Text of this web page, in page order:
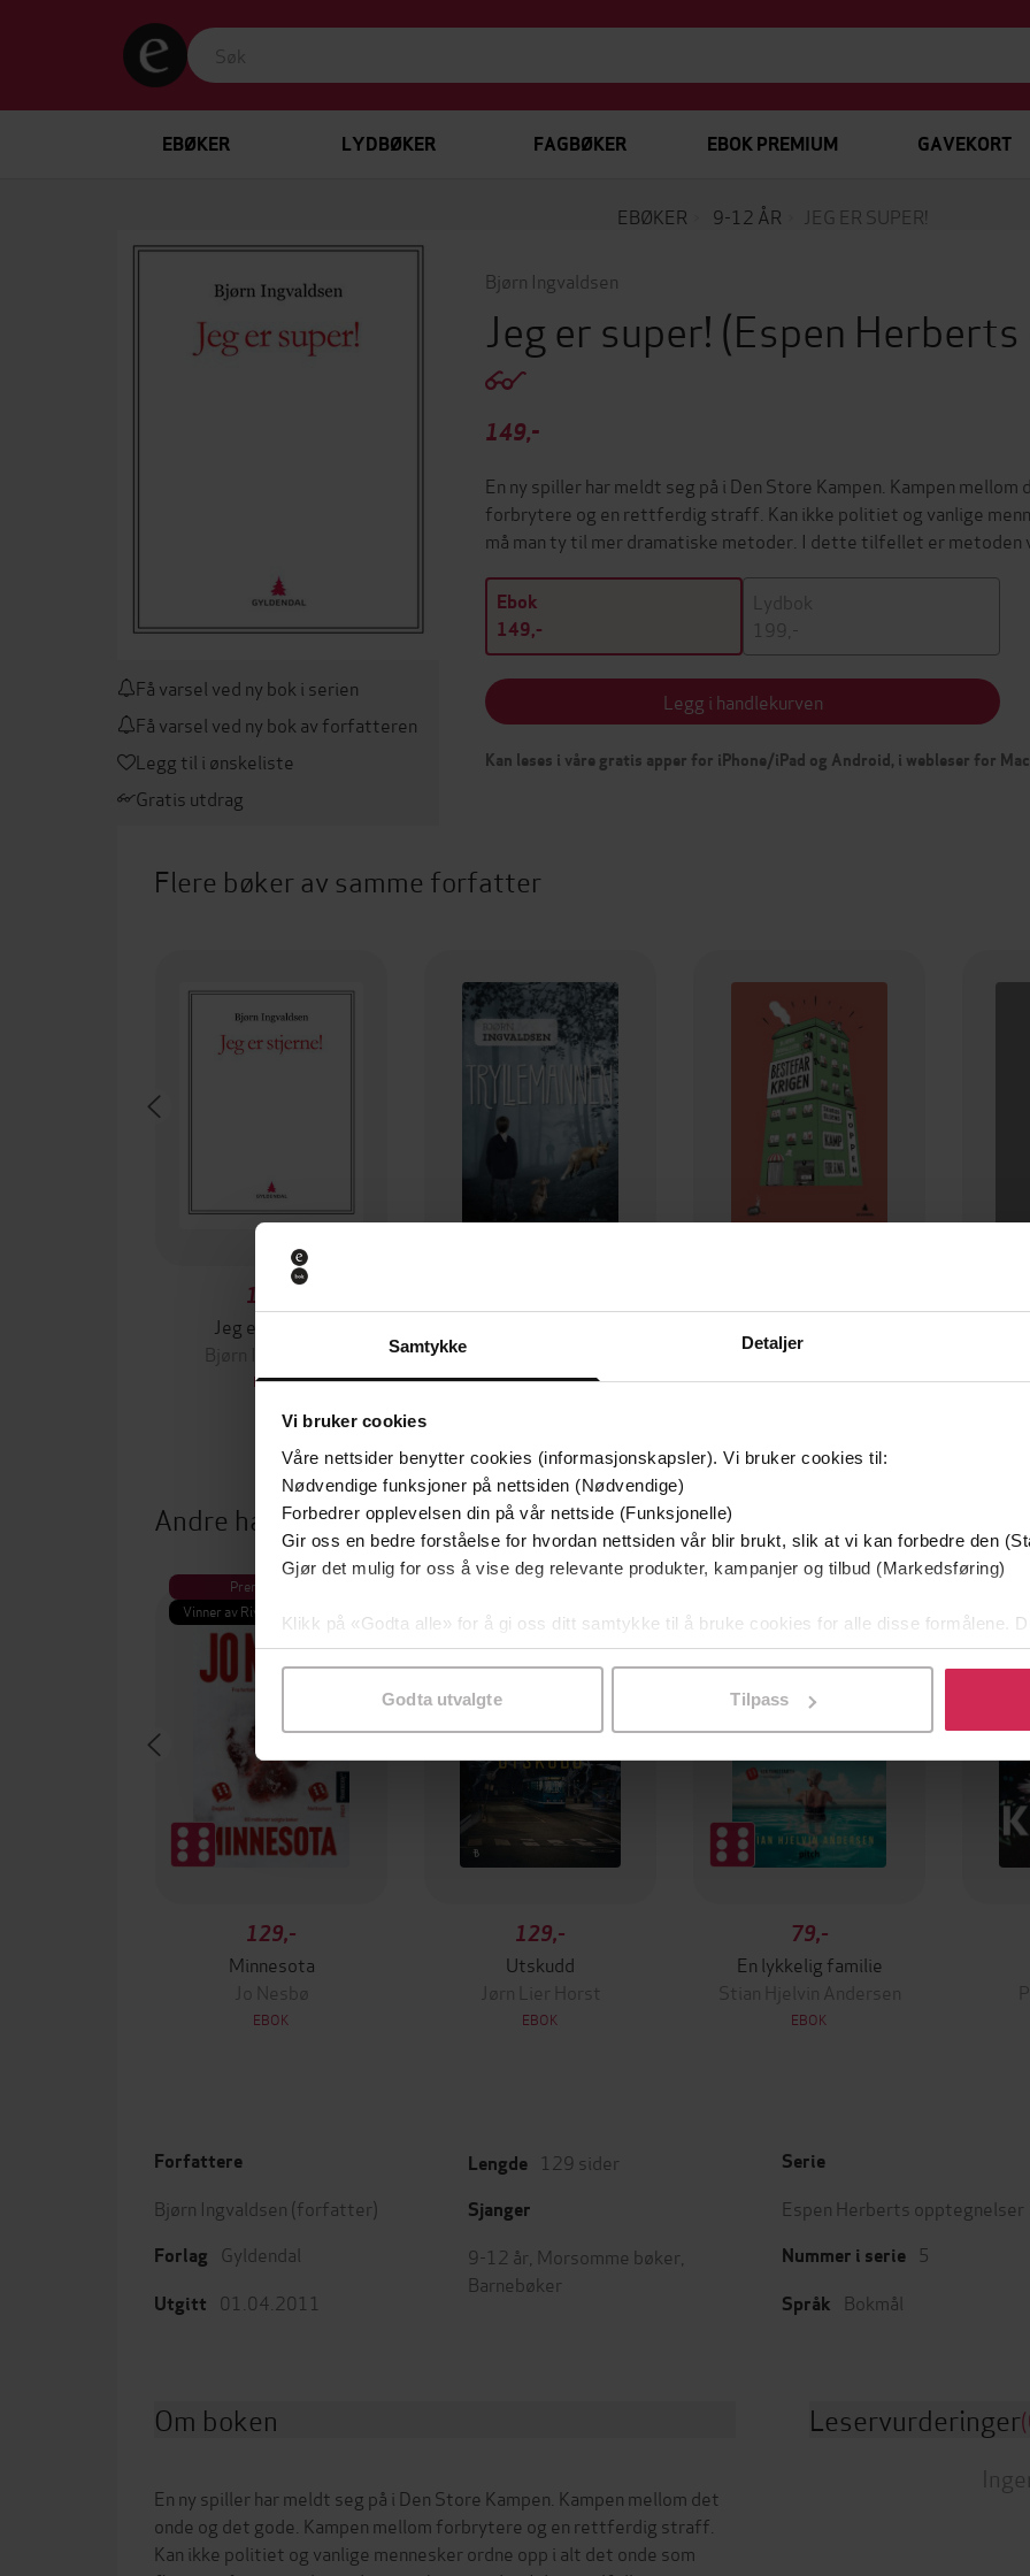
Samtykke Detaljer
Vi bruker cookies
Våre nettsider benytter cookies (informasjonskapsler). Vi bruker cookies til:
Nødvendige funksjoner på nettsiden (Nødvendige)
Forbedrer opplevelsen din på vår nettside (Funksjonelle)
Gir oss en bedre forståelse for hvordan nettsiden vår blir brukt, slik at vi kan forbedre den
Gjør det mulig for oss å vise deg relevante produkter, kampanjer og tilbud (Markedsføring)
Klikk på «Godta alle» for å gi oss ditt samtykke til å bruke cookies for alle disse formålene.
samtykke til spesifikke formål ved å klikke på «Tilpass». Du kan når som helst trekke
Godta utvalgte Tilpass
EBØKER LYDBØKER FAGBØKER EBOK PREMIUM GAVEKORT
EBØKER 9-12 ÅR JEG ER SUPER!
Få varsel ved ny bok i serien
Få varsel ved ny bok av forfatteren
Legg til i ønskeliste
Gratis utdrag
Bjørn Ingvaldsen
Jeg er super! (Espen
149,-
En ny spiller har meldt seg på i Den Store Kampen. Kampen
forbrytere og en rettferdig straff. Kan ikke politiet og vanlige
må man ty til mer dramatiske metoder. I dette tilfellet er metoden
Ebok
149,-
Lydbok
199,-
Legg i handlekurven
Kan leses i våre gratis apper for iPhone/iPad og Android, i webleser for
Flere bøker av samme forfatter
149,-
Jeg er stjerne!
Bjørn Ingvaldsen
EBOK EBOK
Bjørn Ingvaldsen
EBOK
Andre har også kjøpt
Premium
Vinner av Rivertonprisen
129,-
Minnesota
Jo Nesbø
EBOK
Første gang på tilbud
129,-
Utskudd
Jørn Lier Horst
EBOK
79,-
En lykkelig familie
Stian Hjelvin Andersen
EBOK
Forfattere
Bjørn Ingvaldsen (forfatter)
Forlag Gyldendal
Utgitt 01.04.2011
Lengde 129 sider
Sjanger
9-12 år Morsomme bøker
Barnebøker
Serie
Espen Herberts opptegnelser
Nummer i serie 5
Språk Bokmål
Om boken
En ny spiller har meldt seg på i Den Store Kampen. Kampen mellom det
onde og det gode. Kampen mellom forbrytere og en rettferdig straff.
Kan ikke politiet og vanlige mennesker ordne opp i alt det onde som
Leservurderinger